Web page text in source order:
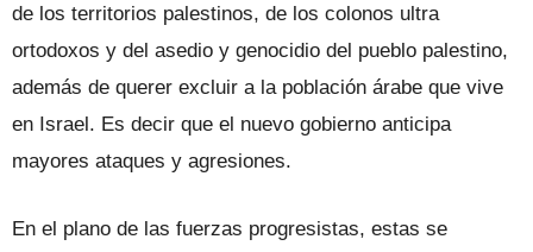
de los territorios palestinos, de los colonos ultra
ortodoxos y del asedio y genocidio del pueblo palestino,
además de querer excluir a la población árabe que vive
en Israel. Es decir que el nuevo gobierno anticipa
mayores ataques y agresiones.
En el plano de las fuerzas progresistas, estas se